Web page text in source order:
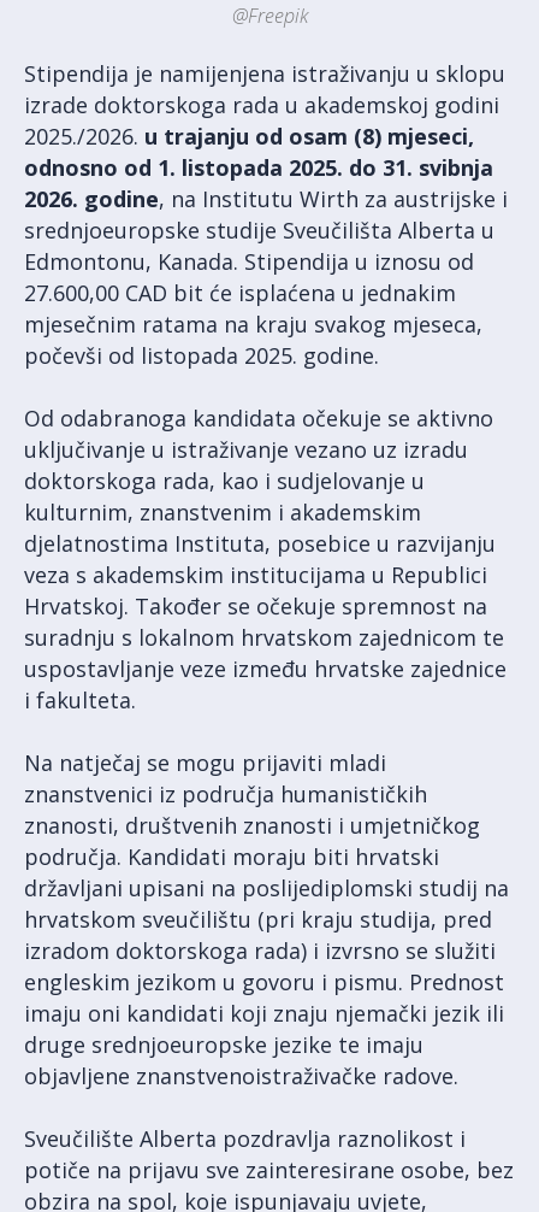
@Freepik
Stipendija je namijenjena istraživanju u sklopu
izrade doktorskoga rada u akademskoj godini
2025./2026. u trajanju od osam (8) mjeseci,
odnosno od 1. listopada 2025. do 31. svibnja
2026. godine, na Institutu Wirth za austrijske i
srednjoeuropske studije Sveučilišta Alberta u
Edmontonu, Kanada. Stipendija u iznosu od
27.600,00 CAD bit će isplaćena u jednakim
mjesečnim ratama na kraju svakog mjeseca,
počevši od listopada 2025. godine.
Od odabranoga kandidata očekuje se aktivno
uključivanje u istraživanje vezano uz izradu
doktorskoga rada, kao i sudjelovanje u
kulturnim, znanstvenim i akademskim
djelatnostima Instituta, posebice u razvijanju
veza s akademskim institucijama u Republici
Hrvatskoj. Također se očekuje spremnost na
suradnju s lokalnom hrvatskom zajednicom te
uspostavljanje veze između hrvatske zajednice
i fakulteta.
Na natječaj se mogu prijaviti mladi
znanstvenici iz područja humanističkih
znanosti, društvenih znanosti i umjetničkog
područja. Kandidati moraju biti hrvatski
državljani upisani na poslijediplomski studij na
hrvatskom sveučilištu (pri kraju studija, pred
izradom doktorskoga rada) i izvrsno se služiti
engleskim jezikom u govoru i pismu. Prednost
imaju oni kandidati koji znaju njemački jezik ili
druge srednjoeuropske jezike te imaju
objavljene znanstvenoistraživačke radove.
Sveučilište Alberta pozdravlja raznolikost i
potiče na prijavu sve zainteresirane osobe, bez
obzira na spol, koje ispunjavaju uvjete,